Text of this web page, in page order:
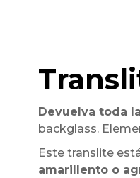
Devuelva toda
backglass.
Este translite
amarillento o